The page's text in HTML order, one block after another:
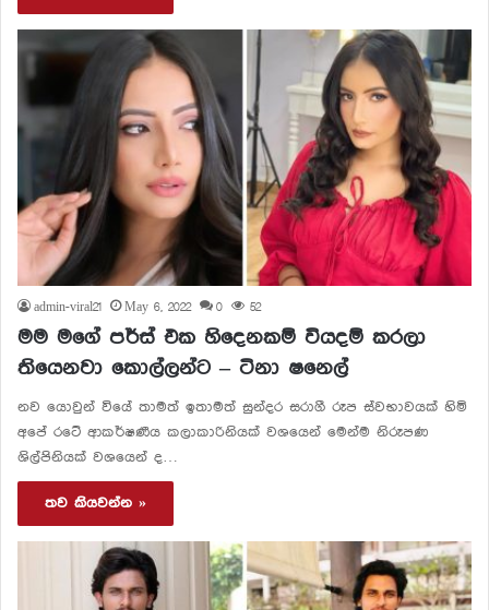
admin-viral21 May 6, 2022 0 52
මම මගේ පර්ස් එක හිදෙනකම් වියදම් කරලා
තියෙනවා කොල්ලන්ට – ටිනා ෂනෙල්
නව යොවුන් වියේ තාමත් ඉතාමත් සුන්දර සරාගී රූප ස්වභාවයක් හිමි
අපේ රටේ ආකර්ෂණීය කලාකාරිනියක් වශයෙන් මෙන්ම නිරූපණ
ශිල්පිනියක් වශයෙන් ද…
තව කියවන්න »